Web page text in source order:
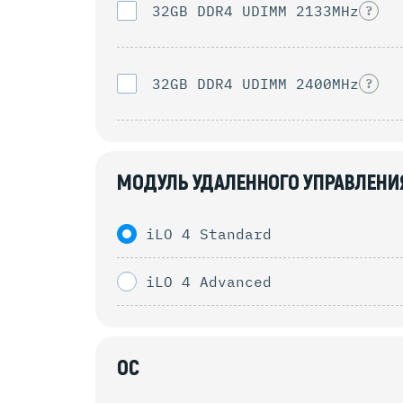
32GB DDR4 UDIMM 2133MHz ?
32GB DDR4 UDIMM 2400MHz ?
МОДУЛЬ УДАЛЕННОГО
iLO 4 Standard
iLO 4 Advanced
ОС